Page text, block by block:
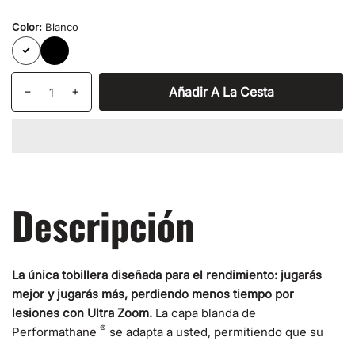
Color: Blanco
Blanco Negro
I18n
Error:
&quot;Disminuir
la
cantidad
{{
producto
}}&quot;
I18n
Error:
&quot;Aumentar
la
cantidad
{{
producto
}}&quot;
Añadir A La Cesta
Descripción
La única tobillera diseñada para el rendimiento: jugarás
mejor y jugarás más, perdiendo menos tiempo por
lesiones con Ultra Zoom. La capa blanda de
Performathane ® se adapta a usted, permitiendo que su